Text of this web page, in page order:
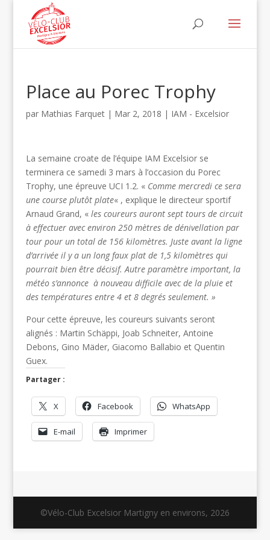
Place au Porec Trophy
par Mathias Farquet| Mar 2, 2018 | IAM - Excelsior
La semaine croate de l’équipe IAM Excelsior se
terminera ce samedi 3 mars à l’occasion du Porec
Trophy, une épreuve UCI 1.2. « Comme mercredi ce sera
une course plutôt plate« , explique le directeur sportif
Arnaud Grand, « les coureurs auront sept tours de circuit
à effectuer avec environ 250 mètres de dénivellation par
tour pour un total de 156 kilomètres. Juste avant la ligne
d’arrivée il y a un long faux plat de 1,5 kilomètres qui
pourrait bien être décisif. Autre paramètre important, la
météo s’annonce à nouveau difficile avec de la pluie et
des températures entre 4 et 8 degrés seulement. »
Pour cette épreuve, les coureurs suivants seront
alignés : Martin Schäppi, Joab Schneiter, Antoine
Debons, Gino Mäder, Giacomo Ballabio et Quentin
Guex.
Partager :
X Facebook WhatsApp
E-mail Imprimer
©Vélo-Club Excelsior Martigny en environs, 2026